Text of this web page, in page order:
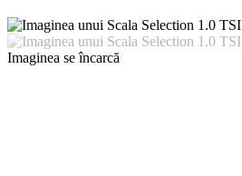
Imaginea se încarcă